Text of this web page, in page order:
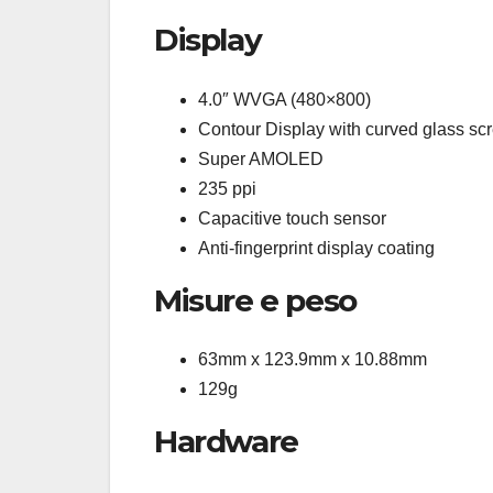
Display
4.0″ WVGA (480×800)
Contour Display with curved glass
Super AMOLED
235 ppi
Capacitive touch sensor
Anti-fingerprint display coating
Misure e peso
63mm x 123.9mm x 10.88mm
129g
Hardware